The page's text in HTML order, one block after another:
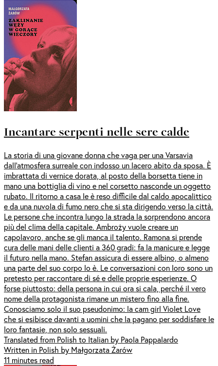
Incantare serpenti nelle sere calde
La storia di una giovane donna che vaga per una Varsavia
dall'atmosfera surreale con indosso un lacero abito da sposa. È
imbrattata di vernice dorata, al posto della borsetta tiene in
mano una bottiglia di vino e nel corsetto nasconde un oggetto
rubato. Il ritorno a casa le è reso difficile dal caldo apocalittico
e da una nuvola di fumo nero che si sta dirigendo verso la città.
Le persone che incontra lungo la strada la sorprendono ancora
più del clima della capitale. Ambroży vuole creare un
capolavoro, anche se gli manca il talento. Ramona si prende
cura delle mani delle clienti a 360 gradi: fa la manicure e legge
il futuro nella mano. Stefan assicura di essere albino, o almeno
una parte del suo corpo lo è. Le conversazioni con loro sono un
pretesto per raccontare di sé e delle proprie esperienze. O
forse piuttosto: della persona in cui ora si cala, perché il vero
nome della protagonista rimane un mistero fino alla fine.
Conosciamo solo il suo pseudonimo: la cam girl Violet Love
che si esibisce davanti a uomini che la pagano per soddisfare le
loro fantasie, non solo sessuali.
Translated from Polish to Italian by Paola Pappalardo
Written in Polish by Małgorzata Żarów
11 minutes read